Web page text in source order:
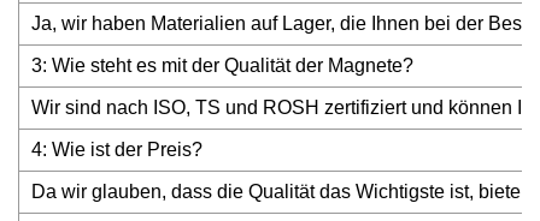
Ja, wir haben Materialien auf Lager, die Ihnen bei der
3: Wie steht es mit der Qualität der Magnete?
Wir sind nach ISO, TS und ROSH zertifiziert und können
4: Wie ist der Preis?
Da wir glauben, dass die Qualität das Wichtigste ist,